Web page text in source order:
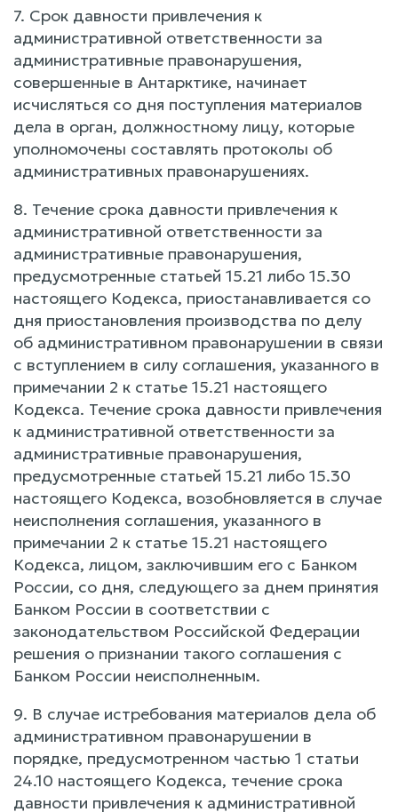
7. Срок давности привлечения к
административной ответственности за
административные правонарушения,
совершенные в Антарктике, начинает
исчисляться со дня поступления материалов
дела в орган, должностному лицу, которые
уполномочены составлять протоколы об
административных правонарушениях.
8. Течение срока давности привлечения к
административной ответственности за
административные правонарушения,
предусмотренные статьей 15.21 либо 15.30
настоящего Кодекса, приостанавливается со
дня приостановления производства по делу
об административном правонарушении в связи
с вступлением в силу соглашения, указанного в
примечании 2 к статье 15.21 настоящего
Кодекса. Течение срока давности привлечения
к административной ответственности за
административные правонарушения,
предусмотренные статьей 15.21 либо 15.30
настоящего Кодекса, возобновляется в случае
неисполнения соглашения, указанного в
примечании 2 к статье 15.21 настоящего
Кодекса, лицом, заключившим его с Банком
России, со дня, следующего за днем принятия
Банком России в соответствии с
законодательством Российской Федерации
решения о признании такого соглашения с
Банком России неисполненным.
9. В случае истребования материалов дела об
административном правонарушении в
порядке, предусмотренном частью 1 статьи
24.10 настоящего Кодекса, течение срока
давности привлечения к административной